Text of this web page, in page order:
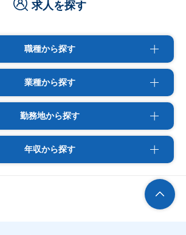
求人を探す
職種から探す
業種から探す
勤務地から探す
年収から探す